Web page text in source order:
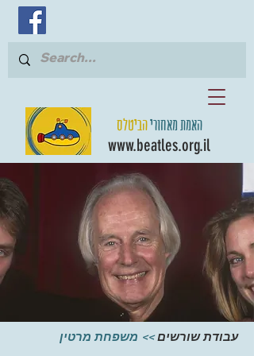
האמת מאחוריהביטלס
www.beatles.org.il
עבודת שורשים>> משפחת מרטין